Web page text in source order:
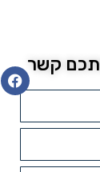
קשר